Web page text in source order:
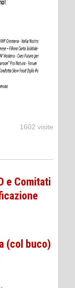
1602 visite
e Comitati
(col buco)